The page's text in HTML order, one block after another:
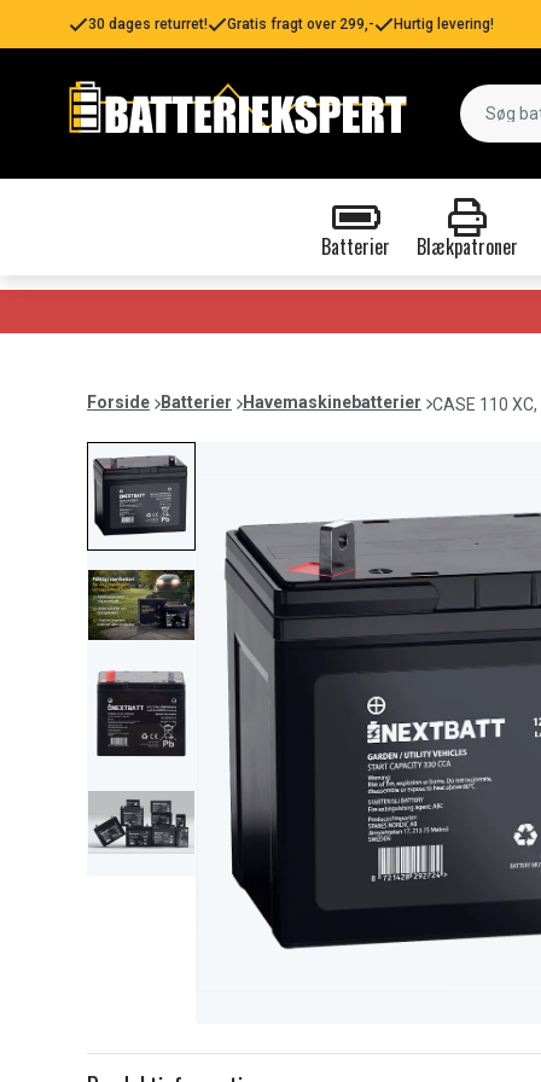
30 dages returret! Gratis fragt over 299,- Hurtig levering!
Batterier Blækpatroner
Forside Batterier Havemaskinebatterier CASE 110